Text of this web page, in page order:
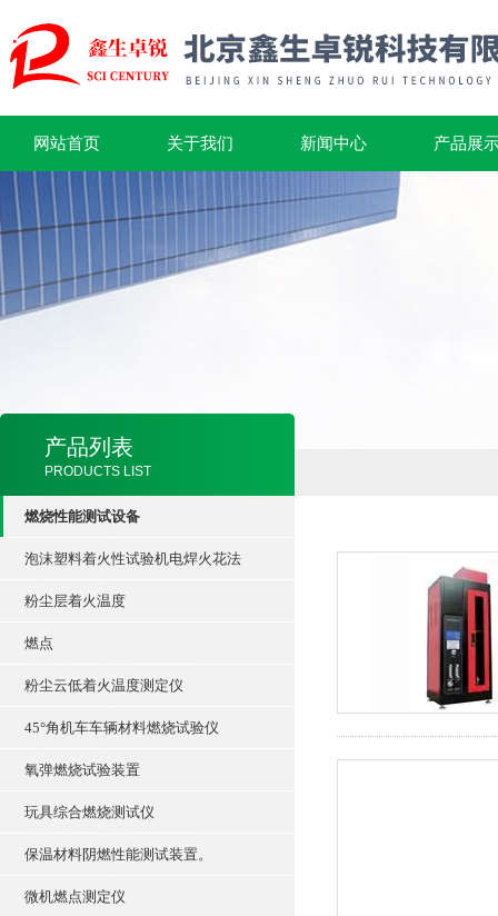
网站首页 关于我们 新闻中心 产品展
产品列表
PRODUCTS LIST
燃烧性能测试设备
泡沫塑料着火性试验机电焊火花法
粉尘层着火温度
燃点
粉尘云低着火温度测定仪
45°角机车车辆材料燃烧试验仪
氧弹燃烧试验装置
玩具综合燃烧测试仪
保温材料阴燃性能测试装置。
微机燃点测定仪